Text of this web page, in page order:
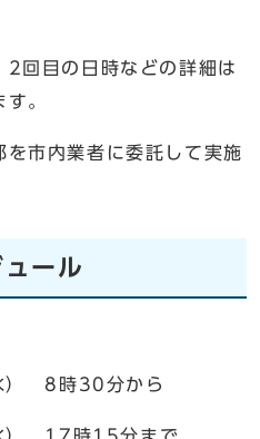
2回目の日時などの詳細は
。
を市内業者に委託して実施
ール
） 8時30分から